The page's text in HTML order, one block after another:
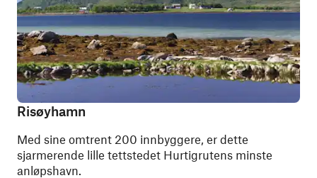
Risøyhamn
Med sine omtrent 200 innbyggere, er dette
sjarmerende lille tettstedet Hurtigrutens minste
anløpshavn.